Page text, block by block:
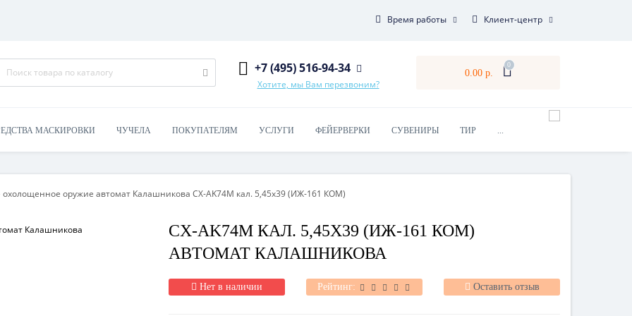
Время работы Клиент-центр
+7 (495) 516-94-34
Хотите, мы Вам перезвоним?
0.00 р.
0
МАСКИРОВКИ ЧУЧЕЛА ПОКУПАТЕЛЯМ УСЛУГИ ФЕЙЕРВЕРКИ СУВЕНИРЫ ТИР ...
оружие автомат Калашникова CX-AK74M кал. 5,45х39 (ИЖ-161 КОМ)
CX-AK74M КАЛ. 5,45Х39 (ИЖ-161 КОМ)
АВТОМАТ КАЛАШНИКОВА
Нет в наличии Рейтинг: Оставить отзыв